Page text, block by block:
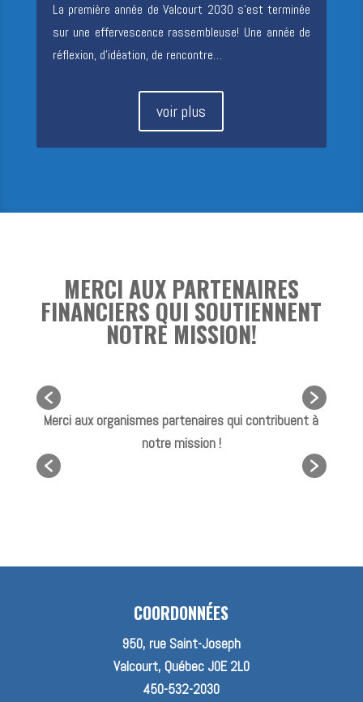
La première année de Valcourt 2030 s’est terminée
sur une effervescence rassembleuse! Une année de
réflexion, d’idéation, de rencontre…
voir plus
MERCI AUX PARTENAIRES
FINANCIERS QUI SOUTIENNENT
NOTRE MISSION!
Merci aux organismes partenaires qui contribuent à
notre mission !
COORDONNÉES
950, rue Saint-Joseph
Valcourt, Québec J0E 2L0
450-532-2030